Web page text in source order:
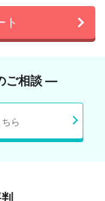
ト
ご相談 ―
ら